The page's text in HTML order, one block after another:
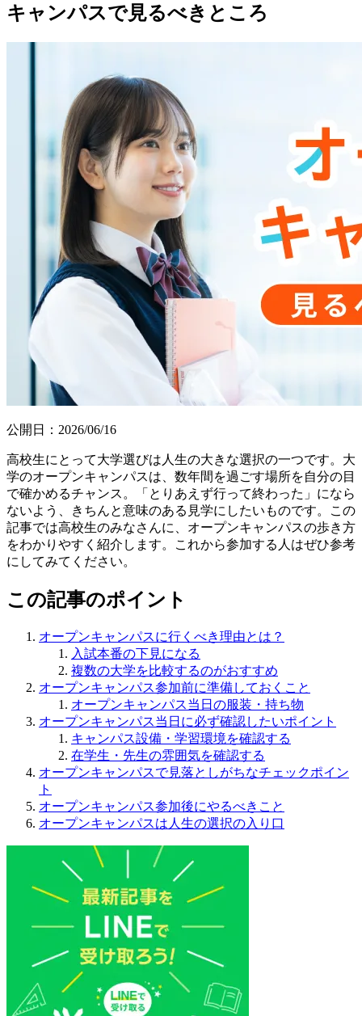
キャンパスで見るべきところ
公開日： 2026/06/16
高校生にとって大学選びは人生の大きな選択の一つです。大
学のオープンキャンパスは、数年間を過ごす場所を自分の目
で確かめるチャンス。「とりあえず行って終わった」になら
ないよう、きちんと意味のある見学にしたいものです。この
記事では高校生のみなさんに、オープンキャンパスの歩き方
をわかりやすく紹介します。これから参加する人はぜひ参考
にしてみてください。
この記事のポイント
オープンキャンパスに行くべき理由とは？
入試本番の下見になる
複数の大学を比較するのがおすすめ
オープンキャンパス参加前に準備しておくこと
オープンキャンパス当日の服装・持ち物
オープンキャンパス当日に必ず確認したいポイント
キャンパス設備・学習環境を確認する
在学生・先生の雰囲気を確認する
オープンキャンパスで見落としがちなチェックポイン
ト
オープンキャンパス参加後にやるべきこと
オープンキャンパスは人生の選択の入り口